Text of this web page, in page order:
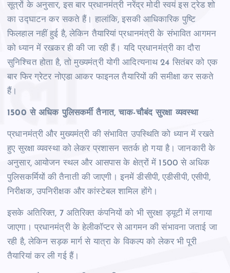
सूत्रों के अनुसार, इस बार प्रधानमंत्री नरेंद्र मोदी स्वयं इस ट्रेड शो
का उद्घाटन कर सकते हैं। हालांकि, इसकी आधिकारिक पुष्टि
फिलहाल नहीं हुई है, लेकिन तैयारियां प्रधानमंत्री के संभावित आगमन
को ध्यान में रखकर ही की जा रही हैं। यदि प्रधानमंत्री का दौरा
सुनिश्चित होता है, तो मुख्यमंत्री योगी आदित्यनाथ 24 सितंबर को एक
बार फिर ग्रेटर नोएडा आकर फाइनल तैयारियों की समीक्षा कर सकते
हैं।
1500 से अधिक पुलिसकर्मी तैनात, चाक-चौबंद सुरक्षा व्यवस्था
प्रधानमंत्री और मुख्यमंत्री की संभावित उपस्थिति को ध्यान में रखते
हुए सुरक्षा व्यवस्था को लेकर प्रशासन सतर्क हो गया है। जानकारी के
अनुसार, आयोजन स्थल और आसपास के क्षेत्रों में 1500 से अधिक
पुलिसकर्मियों की तैनाती की जाएगी। इनमें डीसीपी, एडीसीपी, एसीपी,
निरीक्षक, उपनिरीक्षक और कांस्टेबल शामिल होंगे।
इसके अतिरिक्त, 7 अतिरिक्त कंपनियों को भी सुरक्षा ड्यूटी में लगाया
जाएगा। प्रधानमंत्री के हेलीकॉप्टर से आगमन की संभावना जताई जा
रही है, लेकिन सड़क मार्ग से यात्रा के विकल्प को लेकर भी पूरी
तैयारियां कर ली गई हैं।